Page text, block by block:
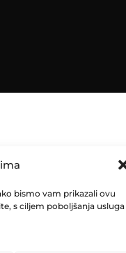
bismo vam prikazali ovu
s ciljem poboljšanja usluga